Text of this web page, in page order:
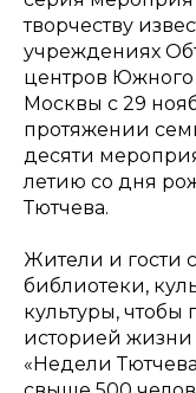
творчеству
учреждениях
центров Южного
Москвы с 29
протяжении
десяти
летию со дня
Тютчева.
Жители и гости
библиотеки,
культуры, чтобы
историей жизни
«Недели